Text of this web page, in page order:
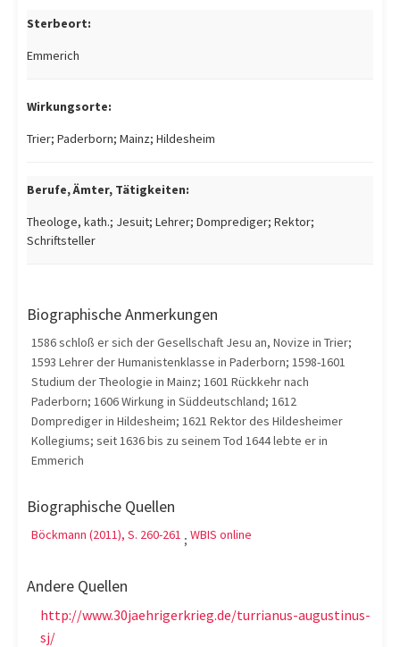
Sterbeort:
Emmerich
Wirkungsorte:
Trier; Paderborn; Mainz; Hildesheim
Berufe, Ämter, Tätigkeiten:
Theologe, kath.; Jesuit; Lehrer; Domprediger; Rektor;
Schriftsteller
Biographische Anmerkungen
1586 schloß er sich der Gesellschaft Jesu an, Novize in Trier;
1593 Lehrer der Humanistenklasse in Paderborn; 1598-1601
Studium der Theologie in Mainz; 1601 Rückkehr nach
Paderborn; 1606 Wirkung in Süddeutschland; 1612
Domprediger in Hildesheim; 1621 Rektor des Hildesheimer
Kollegiums; seit 1636 bis zu seinem Tod 1644 lebte er in
Emmerich
Biographische Quellen
Böckmann (2011), S. 260-261 ; WBIS online
Andere Quellen
http://www.30jaehrigerkrieg.de/turrianus-augustinus-
sj/